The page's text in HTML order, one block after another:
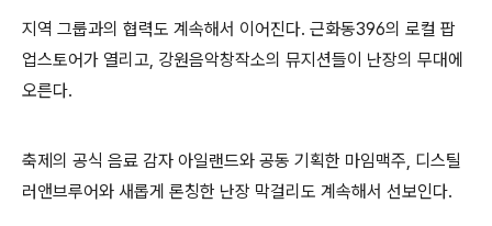
지역 그룹과의 협력도 계속해서 이어진다. 근화동396의 로컬 팝
업스토어가 열리고, 강원음악창작소의 뮤지션들이 난장의 무대에
오른다.
축제의 공식 음료 감자 아일랜드와 공동 기획한 마임맥주, 디스틸
러앤브루어와 새롭게 론칭한 난장 막걸리도 계속해서 선보인다.